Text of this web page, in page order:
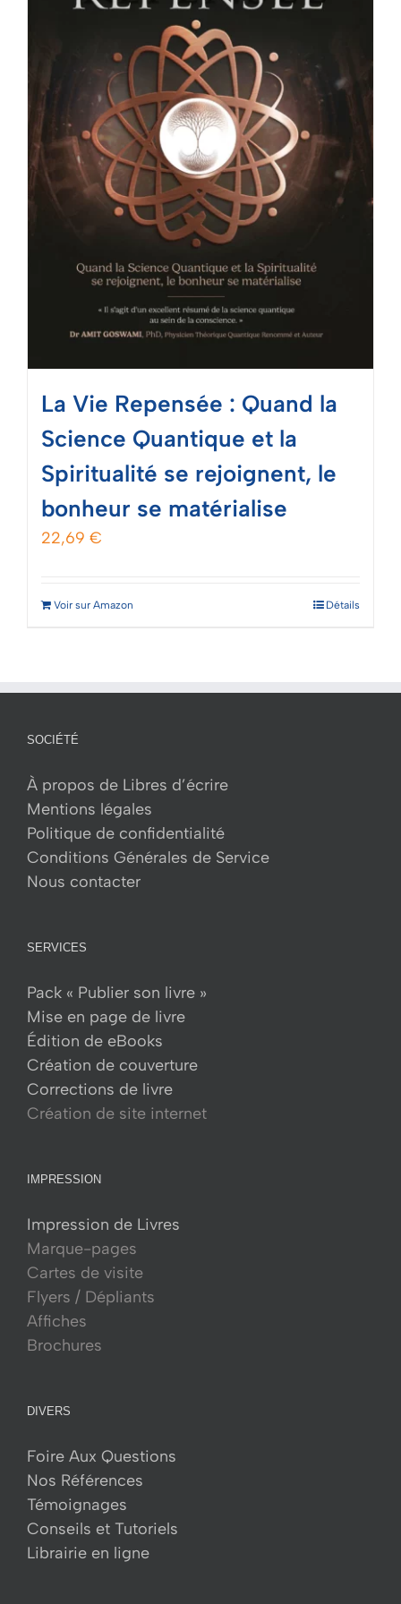
La Vie Repensée : Quand la
Science Quantique et la
Spiritualité se rejoignent, le
bonheur se matérialise
22,69 €
Voir sur Amazon Détails
SOCIÉTÉ
À propos de Libres d’écrire
Mentions légales
Politique de confidentialité
Conditions Générales de Service
Nous contacter
SERVICES
Pack « Publier son livre »
Mise en page de livre
Édition de eBooks
Création de couverture
Corrections de livre
Création de site internet
IMPRESSION
Impression de Livres
Marque-pages
Cartes de visite
Flyers / Dépliants
Affiches
Brochures
DIVERS
Foire Aux Questions
Nos Références
Témoignages
Conseils et Tutoriels
Librairie en ligne